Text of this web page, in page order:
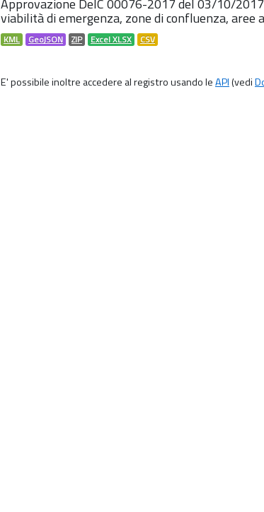
Approvazione DelC 00076-2017 del 03/10/
viabilità di emergenza, zone di confluenza, aree
KML GeoJSON ZIP Excel XLSX CSV
E' possibile inoltre accedere al registro usando leAPI(vedi